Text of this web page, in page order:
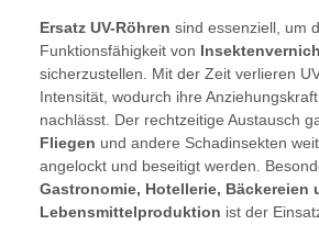
Ersatz UV-Röhren sind essenziell, um
Funktionsfähigkeit von
sicherzustellen. Mit der Zeit verlieren
Intensität, wodurch ihre
nachlässt. Der rechtzeitige Austausch
Fliegen und andere Schadinsekten
angelockt und beseitigt werden.
Gastronomie, Hotellerie, Bäckereien
Lebensmittelproduktion ist der